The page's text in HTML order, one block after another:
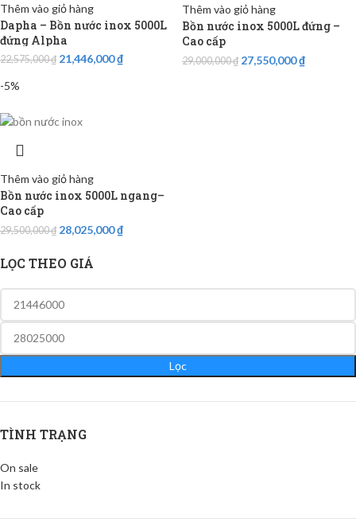
LỌC THEO GIÁ
Lọc
TÌNH TRẠNG
On sale
In stock
Thêm vào giỏ hàng
Dapha – Bồn nước inox 5000L
đứng Alpha
22,575,000₫ 21,446,000₫
Thêm vào giỏ hàng
Bồn nước inox 5000L đứng –
Cao cấp
29,000,000₫ 27,550,000₫
-5%
Thêm vào giỏ hàng
Bồn nước inox 5000L ngang–
Cao cấp
29,500,000₫ 28,025,000₫